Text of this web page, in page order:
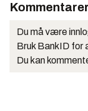
Kommentarer
Du må være
Bruk BankID for
Du kan